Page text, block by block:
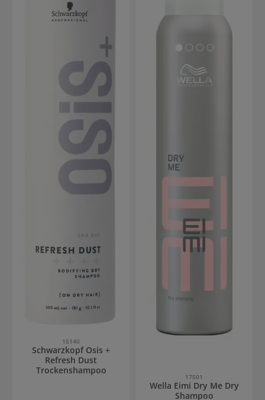
15140
Schwarzkopf Osis +
Refresh Dust
Trockenshampoo
17501
Wella Eimi Dry Me Dry
Shampoo